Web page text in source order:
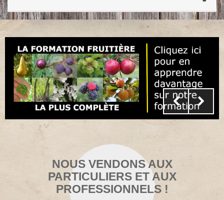
NOUS VENDONS AUX
PARTICULIERS ET AUX
PROFESSIONNELS !